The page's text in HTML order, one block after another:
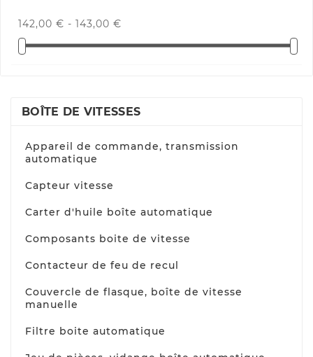
142,00 € - 143,00 €
BOÎTE DE VITESSES
Appareil de commande, transmission
automatique
Capteur vitesse
Carter d'huile boîte automatique
Composants boite de vitesse
Contacteur de feu de recul
Couvercle de flasque, boîte de vitesse
manuelle
Filtre boite automatique